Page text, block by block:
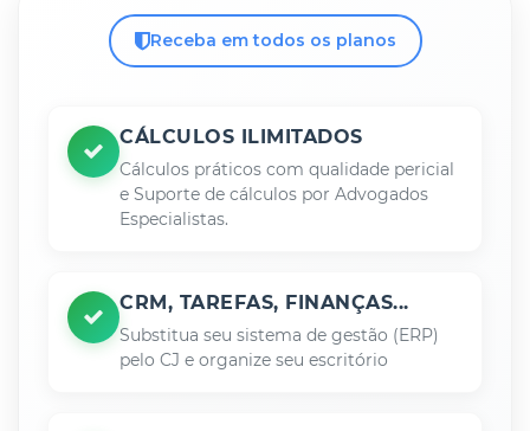
Receba em todos os planos
CÁLCULOS ILIMITADOS
Cálculos práticos com qualidade pericial
e Suporte de cálculos por Advogados
Especialistas.
CRM, TAREFAS, FINANÇAS...
Substitua seu sistema de gestão (ERP)
pelo CJ e organize seu escritório